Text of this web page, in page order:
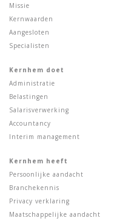
Missie
Kernwaarden
Aangesloten
Specialisten
Kernhem doet
Administratie
Belastingen
Salarisverwerking
Accountancy
Interim management
Kernhem heeft
Persoonlijke aandacht
Branchekennis
Privacy verklaring
Maatschappelijke aandacht